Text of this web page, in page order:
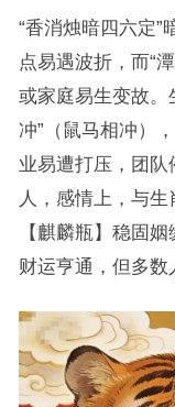
“香消烛暗四六定”
点易遇波折，而“
或家庭易生变故。
冲”（鼠马相冲）
业易遭打压，团
人，感情上，与
【麒麟瓶】稳固
财运亨通，但多数